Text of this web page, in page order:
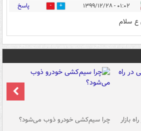
۰۱:۰۲ - ۱۳۹۹/۱۲/۲۸ 12 پاسخ
ع سلام
بازار چرا سیم‌کشی خودرو ذوب می‌شود؟